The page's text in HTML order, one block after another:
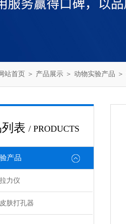
站首页 ＞ 产品展示 ＞ 动物实验产品 ＞
表 / PRODUCTS
产品
力仪
肤打孔器